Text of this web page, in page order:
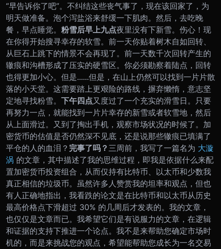
“早告诉你了吧”。 不纠结这些丧气事了，现在该回家了，为
明天做准备。泡个泻盐浴来舒缓一下肌肉。然后，去吃晚
餐，早点睡觉。 粉雪后早上九点夜里没有下新雪。伤心！ 现
在你得开始搜寻幸存的软雪。前一天你贴着树木自如回转、
从巨石上跳下的情景不会再现了。前一天数千次回转产生的
辙痕和沟槽形成了压实的硬雪区。你必须勘察着陆点，回转
也得更加小心。 但是......但是，在山上仍然可以找到一片片散
落的小天堂。这需要踏上更艰险的路线，摒弃懒惰，意志坚
定地寻找粉雪。 下午四点又度过了一个充实的滑雪日。只要
再努力一点，就能找到一片片幸存的新雪或者软雪地，然后
从上面滑过。 又到了掏出手机，观察市场状况的时候了。加
密货币的估值是否仍然深不见底，还是说那些辙痕已填满了
平仓的人的血泪？ 完事了吗？ 三周前，我写了一篇名为 大漩
涡 的文章，其中描述了我的思维过程，即我是依据什么来配
置加密货币投资组合，从而仅持有比特币、以太币和少数我
真正相信的垃圾币。 虽然许多人赞赏我的坦率和观点，但也
有人正确地指出，我看跌的论文是在比特币和以太币从历史
最高价格点下滑超过 30% 的几周后才发表的。我的文章，
也仅仅是文章而已。我希望它们是有说服力的文章，在逻辑
和证据的支持下推进一个论点。我不是来帮助您确定市场时
机的，而是来挑战您的观点，希望能帮助您成长为一名交易